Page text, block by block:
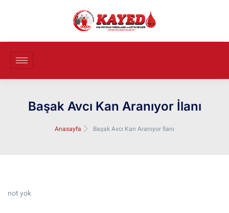
Başak Avcı Kan Aranıyor İlanı
Anasayfa Başak Avcı Kan Aranıyor İlanı
not yok